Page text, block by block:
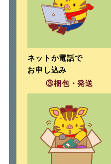
ネットか電話で
お申し込み
③梱包・発送